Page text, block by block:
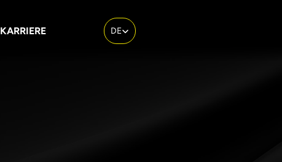
KARRIERE
Select Language
DE